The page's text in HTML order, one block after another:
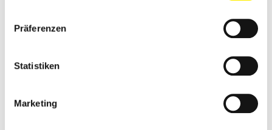
Präferenzen
Statistiken
Marketing
Das vollständige Tourprogramm bitte hier herunterladen.